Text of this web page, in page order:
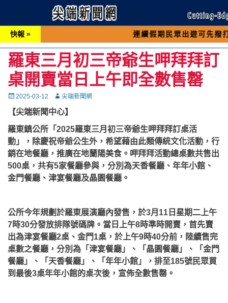
快報 » 連續假期民眾出遊可先撥打交通 「
羅東三月初三帝爺生呷拜拜訂
桌開賣當日上午即全數售罄
Posted
2025-03-12 Autor尖端新聞網
【尖端新聞中心】
羅東鎮公所「2025羅東三月初三帝爺生呷拜拜訂桌活
動」，除慶祝帝爺公生外，希望藉由此類傳統文化活動，行
銷在地餐廳，推廣在地蘭陽美食。呷拜拜活動總桌數共售出
500桌，共有5家餐廳參與，分別為天香餐廳、年年小館、
金門餐廳、津宴餐廳及晶園餐廳。
公所今年規劃於羅東展演廳內發售，於3月11日星期二上午
7時30分發放排隊號碼牌。當日上午8時準時開賣，首先賣
出為津宴餐廳2桌、金門1桌，於上午9時40分前，陸續售完
桌數之餐廳，分別為「津宴餐廳」、「晶園餐廳」、「金門
餐廳」、「天香餐廳」、「年年小館」，排至185號民眾買
到最後3桌年年小館的桌次後，宣佈全數售罄。